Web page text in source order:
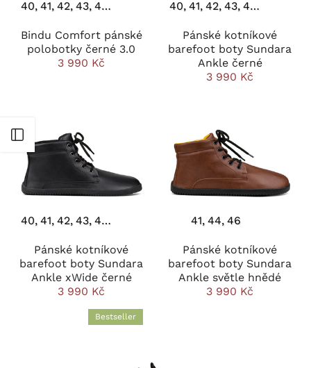
Otevřít postranní panel
40 41 42 43 44
Bindu Comfort pánské
polobotky černé 3.0
3 990 Kč
40 41 42 43 44
Pánské kotníkové
barefoot boty Sundara
Ankle černé
3 990 Kč
40 41 42 43 44
Pánské kotníkové
barefoot boty Sundara
Ankle xWide černé
3 990 Kč
41 44 46
Pánské kotníkové
barefoot boty Sundara
Ankle světle hnědé
3 990 Kč
Bestseller